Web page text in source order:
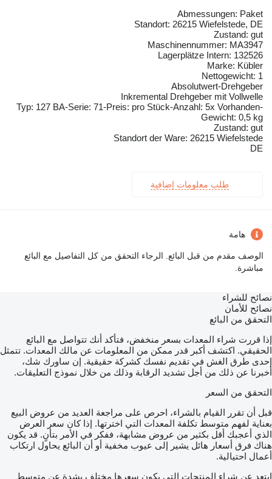
Abmessungen: Paket
Standort: 26215 Wiefelstede, DE
Zustand: gut
Maschinennummer: MA3947
Lagerplätze Intern: 132526
Marke: Kübler
Nettogewicht: 1
Absolutwert-Drehgeber
Inkremental Drehgeber mit Vollwelle
Typ: 127 BA-Serie: 71-Preis: pro Stück-Anzahl: 5x Vorhanden-
Gewicht: 0,5 kg
Zustand: gut
Standort der Ware: 26215 Wiefelstede
DE
طلب معلومات إضافية
هامة
الوصف مقدم من قبل البائع. الرجاء التحقق من كل التفاصيل مع البائع
مباشرة.
نصائح للشراء
نصائح للأمان
التحقق من البائع
إذا قررت شراء المعدات بسعر منخفض، فتأكد أنك تتواصل مع البائع
الحقيقي. اكتشف أكبر قدر ممكن من المعلومات عن مالك المعدات. تتمثل
إحدى طرق الغش في تقديم نفسك كشركة حقيقية. إن ساورك شك،
أخبرنا عن ذلك من أجل تشديد الرقابة وذلك من خلال نموذج التعليقات.
التحقق من السعر
قبل أن تقرر القيام بالشراء، احرص على مراجعة العديد من عروض البيع
بعناية لفهم متوسط تكلفة المعدات التي اخترتها. إذا كان سعر العرض
الذي أعجبك أقل بكثير من عروض مشابهة، ففكر في الأمر بتأنٍ. قد يكون
هناك فرق أسعار هائل يشير إلى عيوب مخفية أو أن البائع يحاول ارتكاب
أعمال احتيالية.
ابتعد عن شراء المنتجات التي يكون سعرها مختلف بشدة عن متوسط